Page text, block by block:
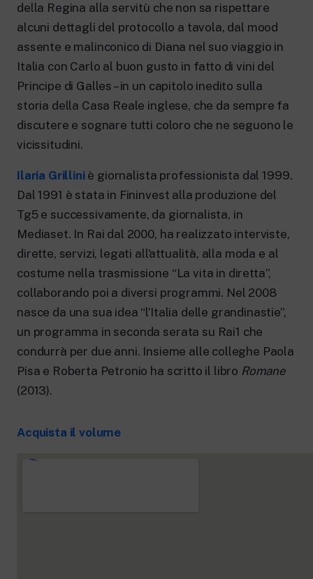
della Regina alla servitù che non sa rispettare
alcuni dettagli del protocollo a tavola, dal mood
assente e malinconico di Diana nel suo viaggio in
Italia con Carlo al buon gusto in fatto di vini del
Principe di Galles – in un capitolo inedito sulla
storia della Casa Reale inglese, che da sempre fa
discutere e sognare tutti coloro che ne seguono le
vicissitudini.
Ilaria Grilliniè giornalista professionista dal 1999.
Dal 1991 è stata in Fininvest alla produzione del
Tg5 e successivamente, da giornalista, in
Mediaset. In Rai dal 2000, ha realizzato interviste,
dirette, servizi, legati all’attualità, alla moda e al
costume nella trasmissione “La vita in diretta”,
collaborando poi a diversi programmi. Nel 2008
nasce da una sua idea “l’Italia delle grandinastie”,
un programma in seconda serata su Rai1 che
condurrà per due anni. Insieme alle colleghe Paola
Pisa e Roberta Petronio ha scritto il libro Romane
(2013).
Acquista il volume